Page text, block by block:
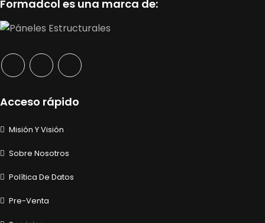
Formadcol es una marca de:
Acceso rápido
Misión Y Visión
Sobre Nosotros
Política De Datos
Pre-Venta